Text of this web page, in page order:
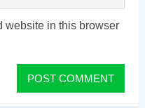
website in this browser